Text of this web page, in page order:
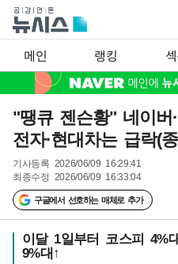
메인 랭킹
"땡큐 젠슨황" 네이
전자·현대차는 급락(
기사등록 2026/06/09 16:29:41
최종수정 2026/06/09 16:33:04
구글에서 선호하는 매체로 추가
이달 1일부터 코스피 4%
9%대↑